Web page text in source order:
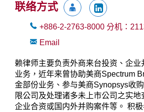
联络方式
+886-2-2763-8000 分机：
Email
赖律师主要负责外商来台投资、企业
业务，近年来曾协助美商Spectrum
金部份业务、参与美商Synopsys收
限公司及处理诸多未上市公司之实地
企业合资或国内外并购案件等。 积